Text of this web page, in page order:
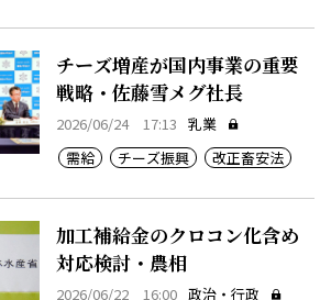
チーズ増産が国内事業の重要
戦略・佐藤雪メグ社長
2026/06/24 17:13 乳業
需給
チーズ振興 改正畜安法
加工補給金のクロコン化含め
対応検討・農相
2026/06/22 16:00 政治・行政